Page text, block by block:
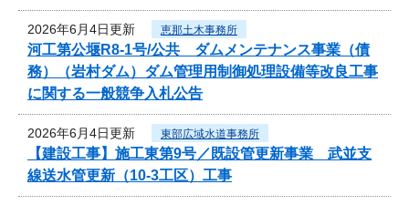
2026年6月4日更新 恵那土木事務所
河工第公堰R8-1号/公共 ダムメンテナンス事業（債
務）（岩村ダム）ダム管理用制御処理設備等改良工事
に関する一般競争入札公告
2026年6月4日更新 東部広域水道事務所
【建設工事】施工東第9号／既設管更新事業 武並支
線送水管更新（10-3工区）工事